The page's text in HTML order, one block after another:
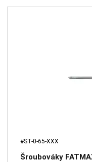
#ST-0-65-XXX
Šroubováky